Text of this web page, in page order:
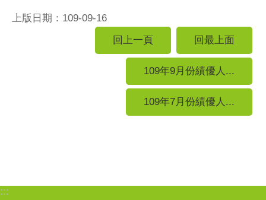
上版日期：109-09-16
回上一頁
回最上面
109年9月份績優人...
109年7月份績優人...
:::